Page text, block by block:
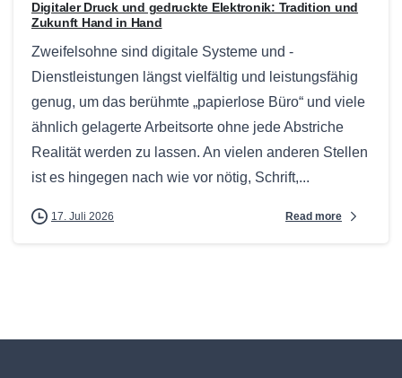
Digitaler Druck und gedruckte Elektronik: Tradition und
Zukunft Hand in Hand
Zweifelsohne sind digitale Systeme und -
Dienstleistungen längst vielfältig und leistungsfähig
genug, um das berühmte „papierlose Büro“ und viele
ähnlich gelagerte Arbeitsorte ohne jede Abstriche
Realität werden zu lassen. An vielen anderen Stellen
ist es hingegen nach wie vor nötig, Schrift,...
17. Juli 2026 Read more